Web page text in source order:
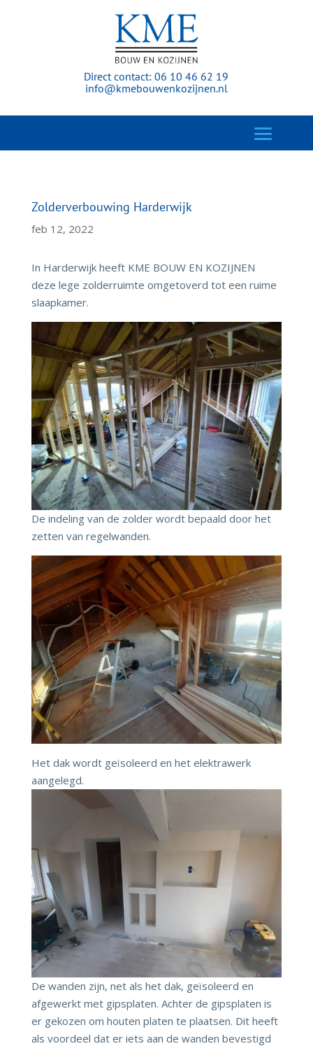
Direct contact:06 10 46 62 19
info@kmebouwenkozijnen.nl
Zolderverbouwing Harderwijk
feb 12, 2022
In Harderwijk heeft KME BOUW EN KOZIJNEN
deze lege zolderruimte omgetoverd tot een ruime
slaapkamer.
De indeling van de zolder wordt bepaald door het
zetten van regelwanden.
Het dak wordt geïsoleerd en het elektrawerk
aangelegd.
De wanden zijn, net als het dak, geïsoleerd en
afgewerkt met gipsplaten. Achter de gipsplaten is
er gekozen om houten platen te plaatsen. Dit heeft
als voordeel dat er iets aan de wanden bevestigd